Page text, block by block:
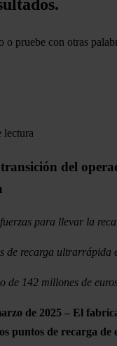
pruebe con otras
lectura
del
para llevar la
de recarga ultrarrápida
de 142 millones de
de 2025 – El
puntos de recarga